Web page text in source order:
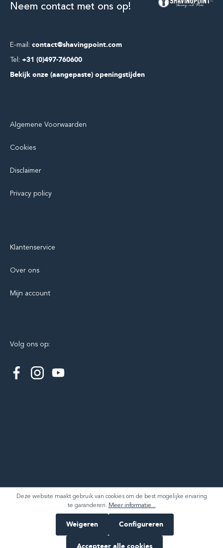
E-mail: contact@shavingpoint.com
Tel: +31 (0)497-760600
Bekijk onze (aangepaste) openingstijden
Neem contact met ons op!
Algemene Voorwaarden
Cookies
Disclaimer
Privacy policy
Klantenservice
Over ons
Mijn account
Volg ons op:
Deze website maakt gebruik van cookies om de best mogelijke ervaring
te garanderen. Meer informatie...
Weigeren Configureren
Accepteer alle cookies